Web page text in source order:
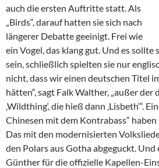
auch die ersten Auftritte statt. Als
„Birds“, darauf hatten sie sich nach
längerer Debatte geeinigt. Frei wie
ein Vogel, das klang gut. Und es sollte
sein, schließlich spielten sie nur
nicht, dass wir einen deutschen Titel
hätten“, sagt Falk Walther, „außer der
‚Wildthing‘, die hieß dann ‚Lisbeth‘“.
Chinesen mit dem Kontrabass“
Das mit den modernisierten
den Polars aus Gotha abgeguckt.
Günther für die offizielle Kapellen-